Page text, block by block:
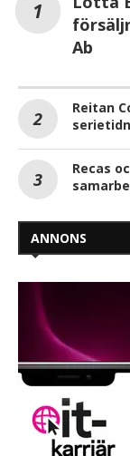
Ab
Reitan
Recas
ANNONS